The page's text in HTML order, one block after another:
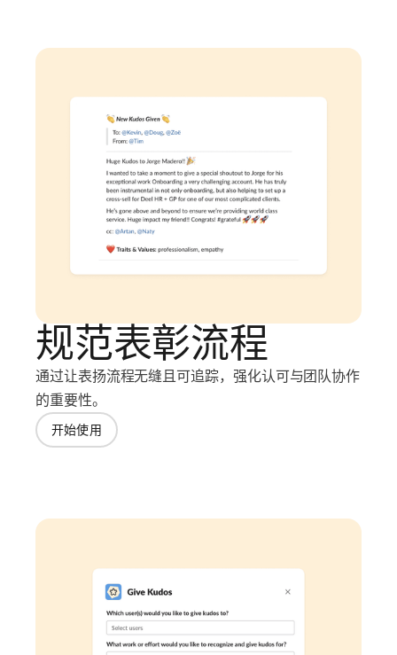
规范表彰流程
通过让表扬流程无缝且可追踪，强化认可与团队协作
的重要性。
开始使用